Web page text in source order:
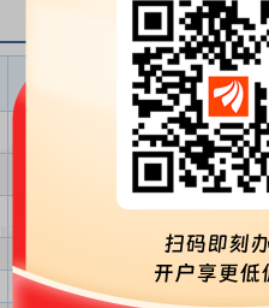
变动人 变动股数
成交
均价
-1000.00 5.59
5.60
16.30
谢亚衡 16.51